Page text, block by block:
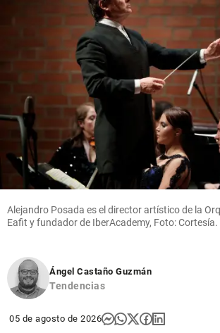
Alejandro Posada es el director artístico de la
Eafit y fundador de IberAcademy, Foto: Cortesía.
Ángel Castaño Guzmán
Tendencias
05 de agosto de 2026